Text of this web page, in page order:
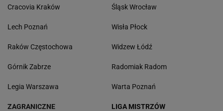
Cracovia Kraków
Lech Poznań
Raków Częstochowa
Górnik Zabrze
Legia Warszawa
Śląsk Wrocław
Wisła Płock
Widzew Łódź
Radomiak Radom
Warta Poznań
ZAGRANICZNE LIGA MISTRZÓW